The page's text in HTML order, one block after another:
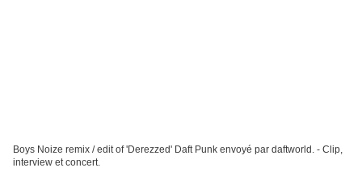
Boys Noize remix / edit of 'Derezzed' Daft Punk envoyé par daftworld. - Clip,
interview et concert.